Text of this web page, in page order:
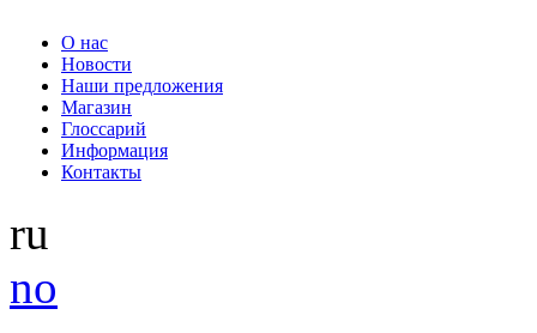
О нас
Новости
Наши предложения
Магазин
Глоссарий
Информация
Контакты
ru
no